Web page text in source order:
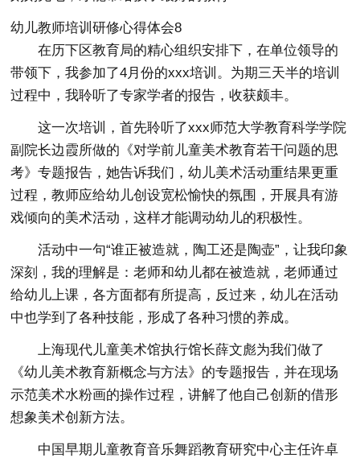
幼儿教师培训研修心得体会8
在历下区教育局的精心组织安排下，在单位领导的
带领下，我参加了4月份的xxx培训。为期三天半的培训
过程中，我聆听了专家学者的报告，收获颇丰。
这一次培训，首先聆听了xxx师范大学教育科学学院
副院长边霞所做的《对学前儿童美术教育若干问题的思
考》专题报告，她告诉我们，幼儿美术活动重结果更重
过程，教师应给幼儿创设宽松愉快的氛围，开展具有游
戏倾向的美术活动，这样才能调动幼儿的积极性。
活动中一句“谁正被造就，陶工还是陶壶”，让我印象
深刻，我的理解是：老师和幼儿都在被造就，老师通过
给幼儿上课，各方面都有所提高，反过来，幼儿在活动
中也学到了各种技能，形成了各种习惯的养成。
上海现代儿童美术馆执行馆长薛文彪为我们做了
《幼儿美术教育新概念与方法》的专题报告，并在现场
示范美术水粉画的操作过程，讲解了他自己创新的借形
想象美术创新方法。
中国早期儿童教育音乐舞蹈教育研究中心主任许卓